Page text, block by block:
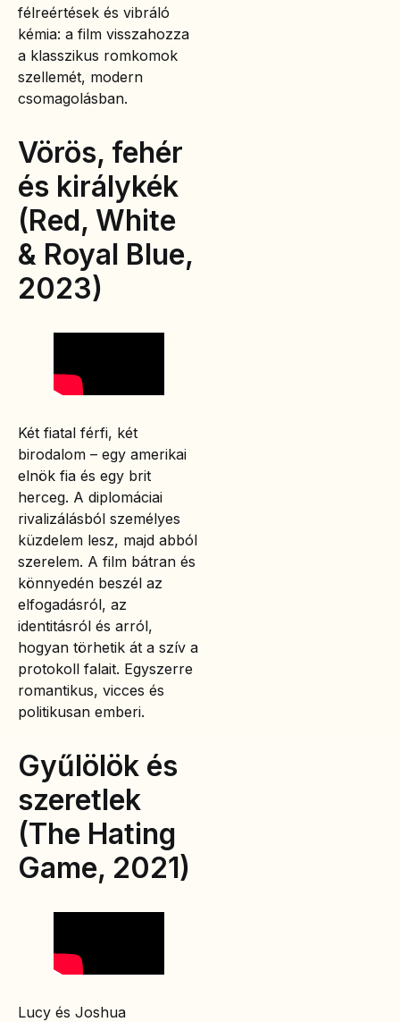
félreértések és vibráló
kémia: a film visszahozza
a klasszikus romkomok
szellemét, modern
csomagolásban.
Vörös, fehér
és királykék
(Red, White
& Royal Blue,
2023)
Két fiatal férfi, két
birodalom – egy amerikai
elnök fia és egy brit
herceg. A diplomáciai
rivalizálásból személyes
küzdelem lesz, majd abból
szerelem. A film bátran és
könnyedén beszél az
elfogadásról, az
identitásról és arról,
hogyan törhetik át a szív a
protokoll falait. Egyszerre
romantikus, vicces és
politikusan emberi.
Gyűlölök és
szeretlek
(The Hating
Game, 2021)
Lucy és Joshua